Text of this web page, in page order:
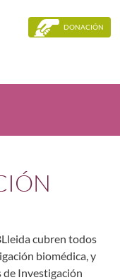
DONACIÓN
cubren todos
biomédica, y
de Investigación